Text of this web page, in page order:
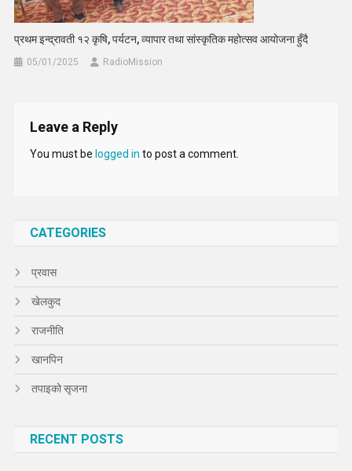
प्रथम इन्द्रावती १२ कृषि, पर्यटन, व्यापार तथा सांस्कृतिक महोत्सव आयोजना हुँदै
05/01/2025 RadioMission
Leave a Reply
You must be logged in to post a comment.
CATEGORIES
प्रवास
खेलकुद
राजनीति
खानपिन
तपाइको सृजना
RECENT POSTS